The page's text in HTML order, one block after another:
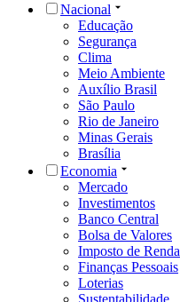
Nacional
Educação
Segurança
Clima
Meio Ambiente
Auxílio Brasil
São Paulo
Rio de Janeiro
Minas Gerais
Brasília
Economia
Mercado
Investimentos
Banco Central
Bolsa de Valores
Imposto de Renda
Finanças Pessoais
Loterias
Sustentabilidade